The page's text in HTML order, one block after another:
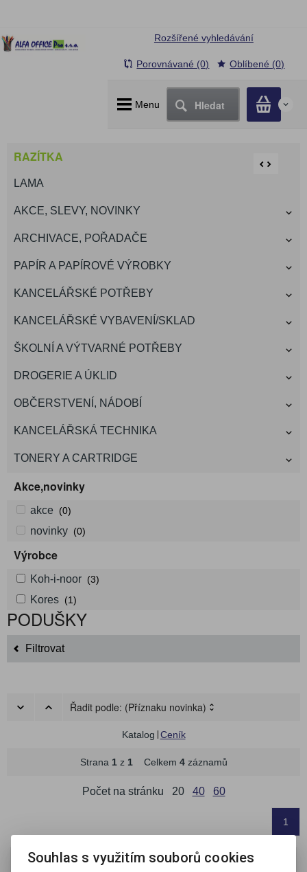
Menu Hledat 0
Rozšířené vyhledávání
Porovnávané (0) Oblíbené (0)
RAZÍTKA
LAMA
AKCE, SLEVY, NOVINKY
ARCHIVACE, POŘADAČE
PAPÍR A PAPÍROVÉ VÝROBKY
KANCELÁŘSKÉ POTŘEBY
KANCELÁŘSKÉ VYBAVENÍ/SKLAD
ŠKOLNÍ A VÝTVARNÉ POTŘEBY
DROGERIE A ÚKLID
OBČERSTVENÍ, NÁDOBÍ
KANCELÁŘSKÁ TECHNIKA
TONERY A CARTRIDGE
Akce,novinky
akce (0)
novinky (0)
Výrobce
Koh-i-noor (3)
Kores (1)
PODUŠKY
Filtrovat
Řadit podle: (Příznaku novinka)
Katalog Ceník
Strana 1z 1Celkem 4záznamů
Počet na stránku 20 40 60
1
Souhlas s využitím souborů cookies